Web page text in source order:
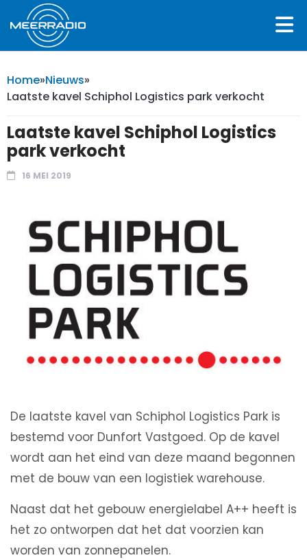
Home»Nieuws»
Laatste kavel Schiphol Logistics park verkocht
Laatste kavel Schiphol Logistics
park verkocht
16 MEI 2019
De laatste kavel van Schiphol Logistics Park is
bestemd voor Dunfort Vastgoed. Op de kavel
wordt aan het eind van deze maand begonnen
met de bouw van een logistiek warehouse.
Naast dat het gebouw energielabel A++ heeft is
het zo ontworpen dat het dat voorzien kan
worden van zonnepanelen.